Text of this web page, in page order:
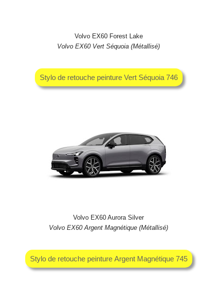
Volvo EX60 Forest Lake
Volvo EX60 Vert Séquoia (Métallisé)
Stylo de retouche peinture Vert Séquoia 746
Volvo EX60 Aurora Silver
Volvo EX60 Argent Magnétique (Métallisé)
Stylo de retouche peinture Argent Magnétique 745